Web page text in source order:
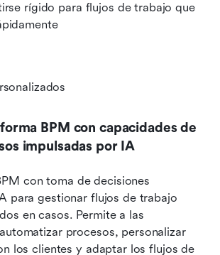
rígido para flujos de trabajo que
BPM con capacidades de
impulsadas por IA
con toma de decisiones
para gestionar flujos de trabajo
en casos. Permite a las
procesos, personalizar
los clientes y adaptar los flujos de